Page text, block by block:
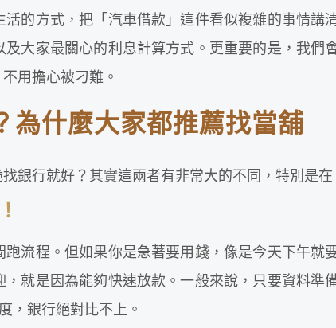
的方式，把「汽車借款」這件看似複雜的事情講
大家最關心的利息計算方式。更重要的是，我們
用擔心被刁難。
為什麼大家都推薦找當舖
銀行就好？其實這兩者有非常大的不同，特別是在
流程。但如果你是急著要用錢，像是今天下午就
就是因為能夠快速放款。一般來說，只要資料準
，銀行絕對比不上。